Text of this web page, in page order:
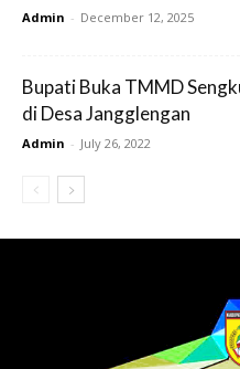
Admin - December 12, 2025
Bupati Buka TMMD
di Desa Jangglengan
Admin - July 26, 2022